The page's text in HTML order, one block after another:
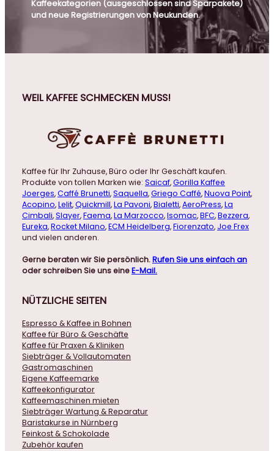
Kaffeekategorien (ausgeschlossen sind Sparpakete)
und neue Registrierungen von Neukunden.
WEIL KAFFEE SCHMECKEN MUSS!
Kaffee für Ihr Zuhause, Büro oder Ihr Geschäft kaufen.
Produkte von tollen Marken wie: Saicaf,Gorilla Kaffee
Joerges,Caffé Brunetti,Saquella,Griego Caffé,Nuova Point,
Acopino,Lelit,Quickmill,La Pavoni,Bialetti,AeroPress,La
Cimbali,Slayer,Faema,La Marzocco,Isomac,BFC,Bezzera,
Eureka,Rocket Milano,ECM Heidelberg,Fiorenzato, Joe Frex
und vielen anderen.
Gerne beraten wir Sie persönlich.Rufen Sie uns einfach an
oder schreiben Sie uns eineE-Mail.
NÜTZLICHE SEITEN
Espresso & Kaffee in Bohnen
Kaffee für Büro & Geschäfte
Kaffee für Praxen & Kliniken
Siebträger & Vollautomaten
Gastromaschinen
Eigene Kaffeemarke
Kaffeekonfigurator
Kaffeemaschinen mieten
Siebträger Wartung & Reparatur
Baristakurse in Nürnberg
Feinkost & Schokolade
Zubehör kaufen